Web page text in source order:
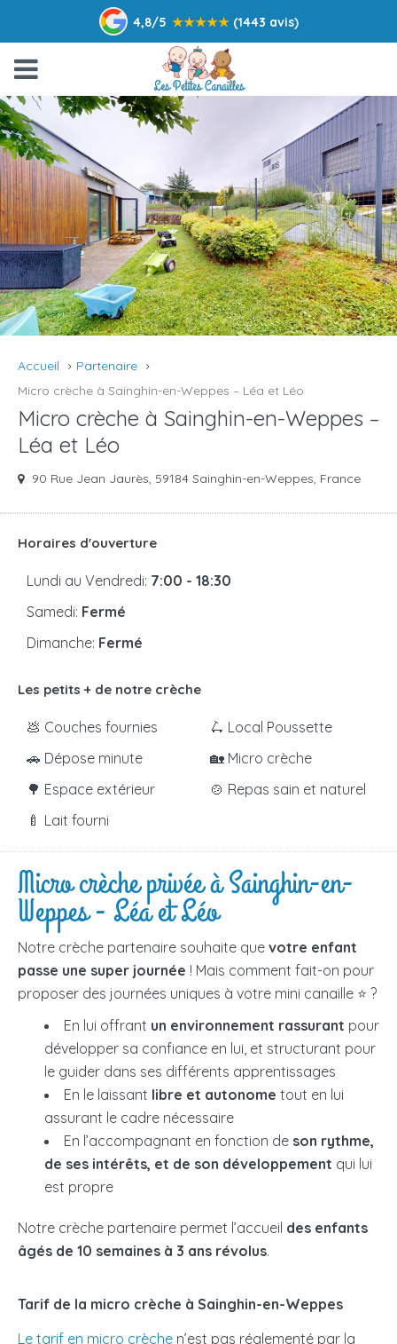
4,8/5 ★★★★★ (1443 avis)
Accueil
Partenaire
Micro crèche à Sainghin-en-Weppes – Léa et Léo
Micro crèche à Sainghin-en-Weppes –
Léa et Léo
90 Rue Jean Jaurès, 59184 Sainghin-en-Weppes, France
Horaires d'ouverture
Lundi au Vendredi: 7:00 - 18:30
Samedi: Fermé
Dimanche: Fermé
Les petits + de notre crèche
💩 Couches fournies
🚗 Dépose minute
🌳 Espace extérieur
🍼 Lait fourni
🛴 Local Poussette
🏡 Micro crèche
🍲 Repas sain et naturel
Micro crèche privée à Sainghin-en-
Weppes - Léa et Léo
Notre crèche partenaire souhaite que votre enfant
passe une super journée ! Mais comment fait-on pour
proposer des journées uniques à votre mini canaille ⭐ ?
En lui offrant un environnement rassurant pour
développer sa confiance en lui, et structurant pour
le guider dans ses différents apprentissages
En le laissant libre et autonome tout en lui
assurant le cadre nécessaire
En l’accompagnant en fonction de son rythme,
de ses intérêts, et de son développement qui lui
est propre
Notre crèche partenaire permet l’accueil des enfants
âgés de 10 semaines à 3 ans révolus.
Tarif de la micro crèche à Sainghin-en-Weppes
Le tarif en micro crèche n’est pas réglementé par la